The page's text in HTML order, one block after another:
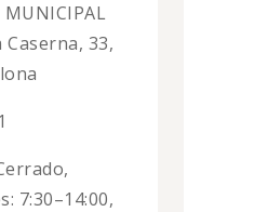
MUNICIPAL
Caserna, 33,
7:30–14:00,